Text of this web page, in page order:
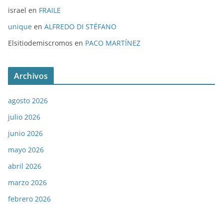
israel en FRAILE
unique en ALFREDO DI STÉFANO
Elsitiodemiscromos en PACO MARTÍNEZ
Archivos
agosto 2026
julio 2026
junio 2026
mayo 2026
abril 2026
marzo 2026
febrero 2026